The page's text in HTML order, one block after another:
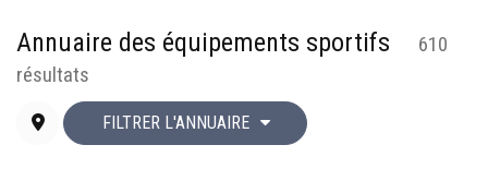
Annuaire des équipements sportifs
610
résultats
FILTRER L'ANNUAIRE